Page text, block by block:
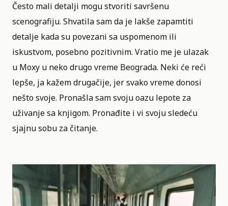
Često mali detalji mogu stvoriti savršenu
scenografiju. Shvatila sam da je lakše zapamtiti
detalje kada su povezani sa uspomenom ili
iskustvom, posebno pozitivnim. Vratio me je ulazak
u Moxy u neko drugo vreme Beograda. Neki će reći
lepše, ja kažem drugačije, jer svako vreme donosi
nešto svoje. Pronašla sam svoju oazu lepote za
uživanje sa knjigom. Pronađite i vi svoju sledeću
sjajnu sobu za čitanje.